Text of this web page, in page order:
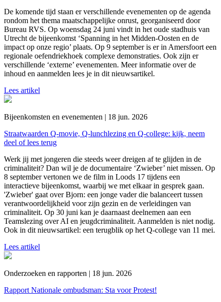
De komende tijd staan er verschillende evenementen op de agenda
rondom het thema maatschappelijke onrust, georganiseerd door
Bureau RVS. Op woensdag 24 juni vindt in het oude stadhuis van
Utrecht de bijeenkomst ‘Spanning in het Midden-Oosten en de
impact op onze regio’ plaats. Op 9 september is er in Amersfoort een
regionale oefendriekhoek complexe demonstraties. Ook zijn er
verschillende ‘externe’ evenementen. Meer informatie over de
inhoud en aanmelden lees je in dit nieuwsartikel.
Lees artikel
Bijeenkomsten en evenementen | 18 jun. 2026
Straatwaarden Q-movie, Q-lunchlezing en Q-college: kijk, neem
deel of lees terug
Werk jij met jongeren die steeds weer dreigen af te glijden in de
criminaliteit? Dan wil je de documentaire ‘Zwieber’ niet missen. Op
8 september vertonen we de film in Loods 17 tijdens een
interactieve bijeenkomst, waarbij we met elkaar in gesprek gaan.
'Zwieber' gaat over Bjorn: een jonge vader die balanceert tussen
verantwoordelijkheid voor zijn gezin en de verleidingen van
criminaliteit. Op 30 juni kan je daarnaast deelnemen aan een
Teamslezing over AI en jeugdcriminaliteit. Aanmelden is niet nodig.
Ook in dit nieuwsartikel: een terugblik op het Q-college van 11 mei.
Lees artikel
Onderzoeken en rapporten | 18 jun. 2026
Rapport Nationale ombudsman: Sta voor Protest!